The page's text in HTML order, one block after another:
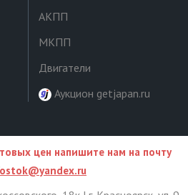
АКПП
МКПП
Двигатели
Аукцион getjapan.ru
цен напишите нам на почту